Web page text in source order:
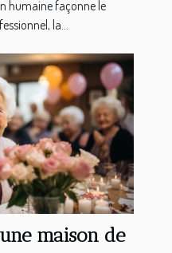
humaine façonne le
la...
maison de